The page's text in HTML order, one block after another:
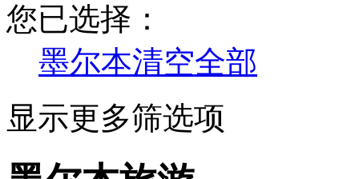
您已选择：
墨尔本清空全部
显示更多筛选项